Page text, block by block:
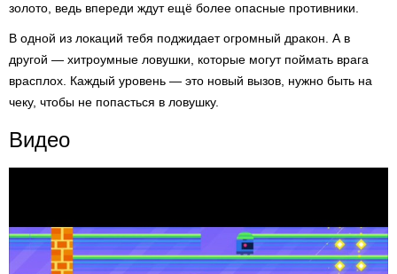
золото, ведь впереди ждут ещё более опасные противники.
В одной из локаций тебя поджидает огромный дракон. А в
другой — хитроумные ловушки, которые могут поймать врага
врасплох. Каждый уровень — это новый вызов, нужно быть на
чеку, чтобы не попасться в ловушку.
Видео